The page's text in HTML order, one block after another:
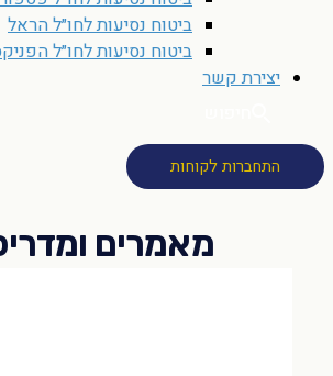
ביטוח נסיעות לחו״ל הראל
ביטוח נסיעות לחו״ל
יצירת קשר
התחברות לקוחות